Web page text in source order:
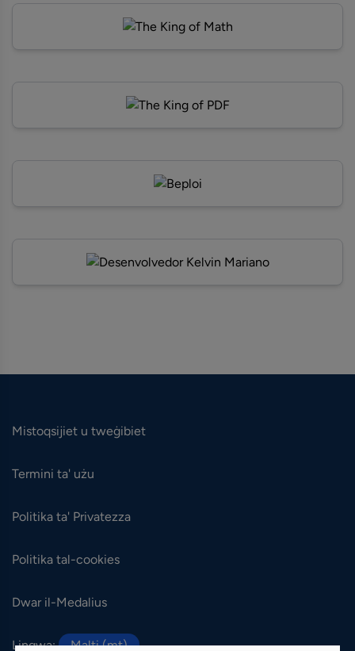
Mistoqsijiet u tweġibiet
Termini ta' użu
Politika ta' Privatezza
Politika tal-cookies
Dwar il-Medalius
Lingwa: Malti (mt)